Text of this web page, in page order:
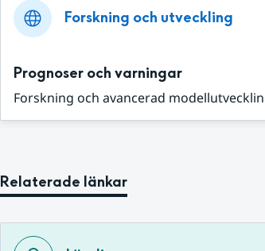
Forskning och utveckling
Prognoser och varningar
Forskning och avancerad
Relaterade länkar